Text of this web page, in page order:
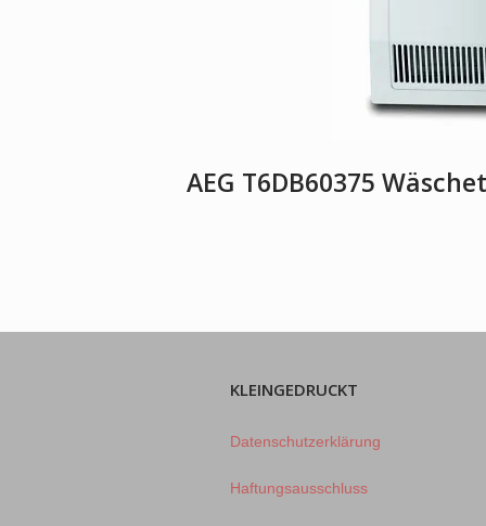
AEG T6DB60375
KLEINGEDRUCKT
Datenschutzerklärung
Haftungsausschluss